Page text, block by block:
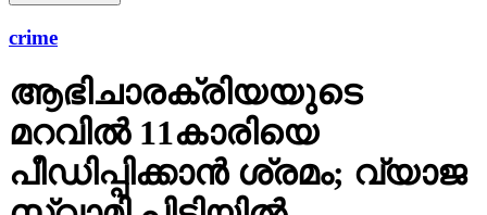
crime
ആഭിചാരക്രിയയുടെ
മറവിൽ 11കാരിയെ
പീഡിപ്പിക്കാൻ ശ്രമം; വ്യാജ